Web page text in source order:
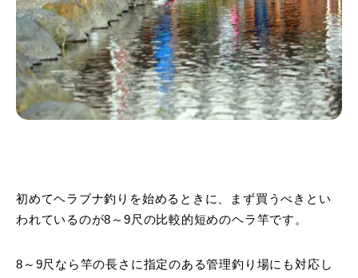
初めてヘラブナ釣りを始めるときに、まず買うべきとい
われているのが8～9尺の比較的短めのヘラ竿です。
8～9尺なら竿の長さに指定のある管理釣り場にも対応し